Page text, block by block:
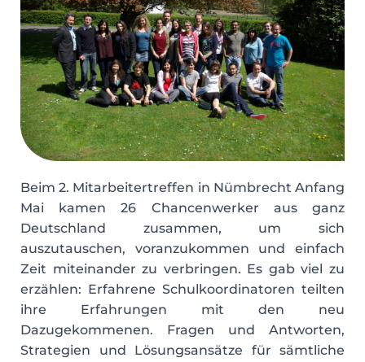
Beim 2. Mitarbeitertreffen in Nümbrecht Anfang
Mai kamen 26 Chancenwerker aus ganz
Deutschland zusammen, um sich
auszutauschen, voranzukommen und einfach
Zeit miteinander zu verbringen. Es gab viel zu
erzählen: Erfahrene Schulkoordinatoren teilten
ihre Erfahrungen mit den neu
Dazugekommenen. Fragen und Antworten,
Strategien und Lösungsansätze für sämtliche